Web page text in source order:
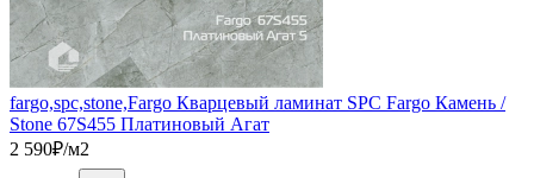
fargo,spc,stone,Fargo Кварцевый ламинат SPC Fargo Камень /
Stone 67S455 Платиновый Агат
2 590₽/м2